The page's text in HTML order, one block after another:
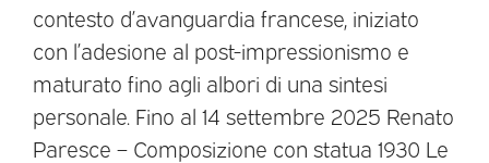
contesto d’avanguardia francese, iniziato
con l’adesione al post-impressionismo e
maturato fino agli albori di una sintesi
personale. Fino al 14 settembre 2025 Renato
Paresce – Composizione con statua 1930 Le